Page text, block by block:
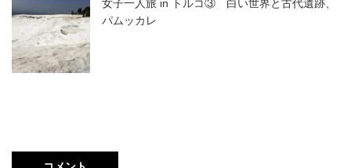
女子一人旅 in トルコ③ 白い世界と古代遺跡、
パムッカレ